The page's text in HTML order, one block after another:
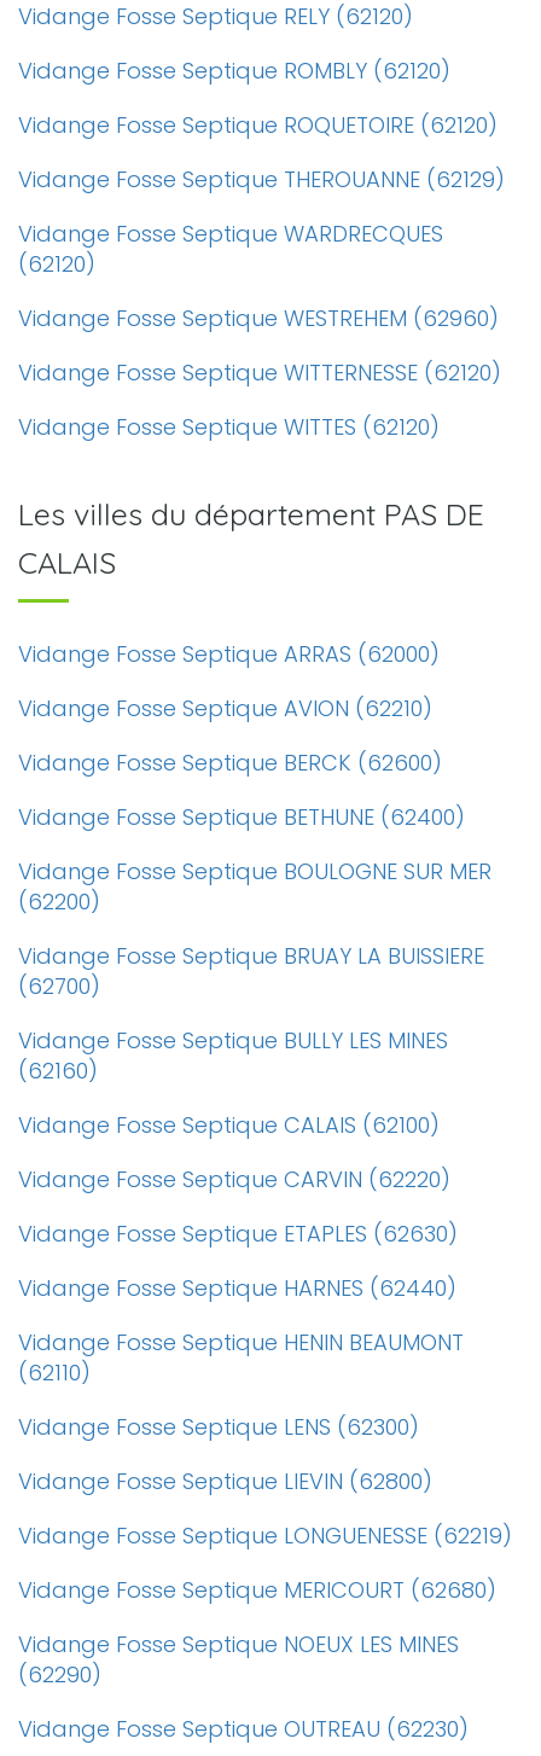
Vidange Fosse Septique RELY (62120)
Vidange Fosse Septique ROMBLY (62120)
Vidange Fosse Septique ROQUETOIRE (62120)
Vidange Fosse Septique THEROUANNE (62129)
Vidange Fosse Septique WARDRECQUES
(62120)
Vidange Fosse Septique WESTREHEM (62960)
Vidange Fosse Septique WITTERNESSE (62120)
Vidange Fosse Septique WITTES (62120)
Les villes du département PAS DE
CALAIS
Vidange Fosse Septique ARRAS (62000)
Vidange Fosse Septique AVION (62210)
Vidange Fosse Septique BERCK (62600)
Vidange Fosse Septique BETHUNE (62400)
Vidange Fosse Septique BOULOGNE SUR MER
(62200)
Vidange Fosse Septique BRUAY LA BUISSIERE
(62700)
Vidange Fosse Septique BULLY LES MINES
(62160)
Vidange Fosse Septique CALAIS (62100)
Vidange Fosse Septique CARVIN (62220)
Vidange Fosse Septique ETAPLES (62630)
Vidange Fosse Septique HARNES (62440)
Vidange Fosse Septique HENIN BEAUMONT
(62110)
Vidange Fosse Septique LENS (62300)
Vidange Fosse Septique LIEVIN (62800)
Vidange Fosse Septique LONGUENESSE (62219)
Vidange Fosse Septique MERICOURT (62680)
Vidange Fosse Septique NOEUX LES MINES
(62290)
Vidange Fosse Septique OUTREAU (62230)